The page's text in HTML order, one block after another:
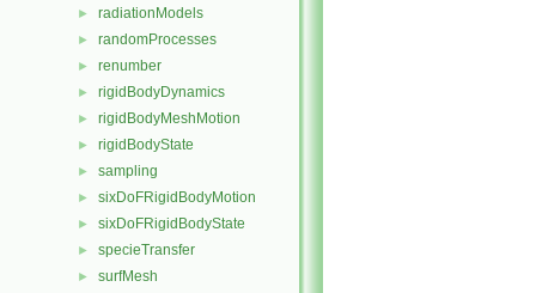
► radiationModels
► randomProcesses
► renumber
► rigidBodyDynamics
► rigidBodyMeshMotion
► rigidBodyState
► sampling
► sixDoFRigidBodyMotion
► sixDoFRigidBodyState
► specieTransfer
► surfMesh